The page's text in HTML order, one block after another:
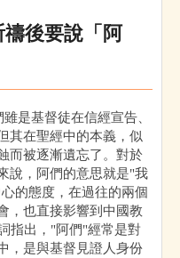
後要說「阿
是基督徒在信經宣告、
其在聖經中的本義，似
而被逐漸遺忘了。對於
說，阿們的意思就是"我
的態度，在過往的兩個
，也直接影響到中國教
出，"阿們"經常是對
，是與基督見證人身份